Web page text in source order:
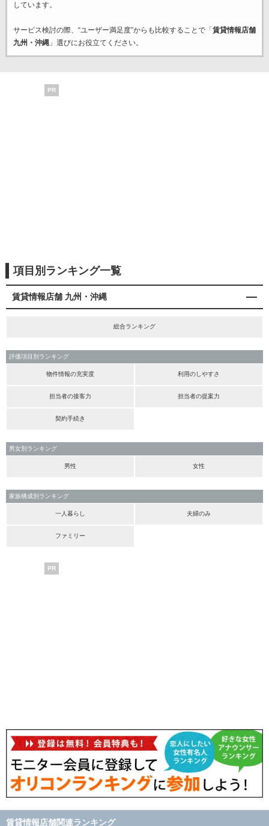
しています。
サービス検討の際、“ユーザー満足度”からも比較することで「 賃貸情報店舗
九州・沖縄」選びにお役立てください。
PR
項目別ランキング一覧
賃貸情報店舗 九州・沖縄
総合ランキング
評価項目別ランキング
物件情報の充実度 利用のしやすさ
担当者の接客力 担当者の提案力
契約手続き
男女別ランキング
男性 女性
家族構成別ランキング
一人暮らし 夫婦のみ
ファミリー
PR
賃貸情報店舗関連ランキング